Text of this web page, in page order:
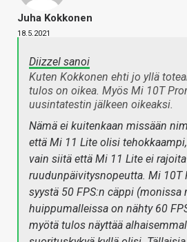
Juha Kokkonen
18.5.2021
Diizzel sanoi
Kuten Kokkonen ehti jo yllä
tulos on oikea. Myös Mi 10T
uusintatestin jälkeen oikeaksi.
Nämä ei kuitenkaan missään
että Mi 11 Lite olisi
vain siitä että Mi 11 Lite ei rajoita
ruudunpäivitysnopeutta. Mi 10T
syystä 50 FPS:n cäppi (monissa
huippumalleissa on nähty 60
myötä tulos näyttää